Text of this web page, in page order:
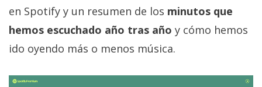
en Spotify y un resumen de los minutos que
hemos escuchado año tras año y cómo hemos
ido oyendo más o menos música.